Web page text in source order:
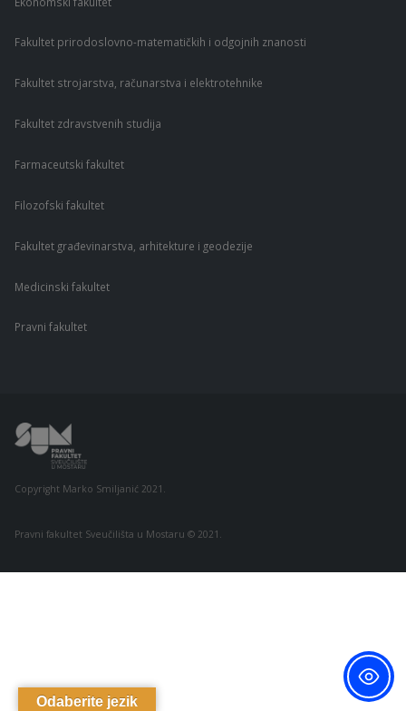
Fakultet prirodoslovno-matematičkih i odgojnih znanosti
Fakultet strojarstva, računarstva i elektrotehnike
Fakultet zdravstvenih studija
Farmaceutski fakultet
Filozofski fakultet
Fakultet građevinarstva, arhitekture i geodezije
Medicinski fakultet
Pravni fakultet
Copyright Marko Smiljanić 2021.
Pravni fakultet Sveučilišta u Mostaru © 2021.
Odaberite jezik